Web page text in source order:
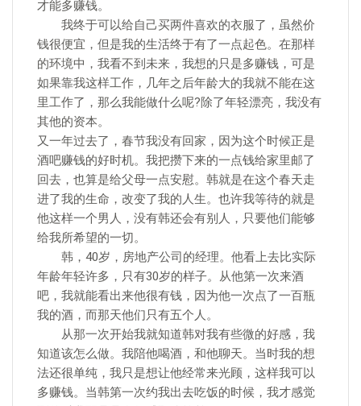
才能多赚钱。
我终于可以给自己买两件喜欢的衣服了，虽然价
钱很便宜，但是我的生活终于有了一点起色。在那样
的环境中，我看不到未来，我想的只是多赚钱，可是
如果靠我这样工作，几年之后年龄大的我就不能在这
里工作了，那么我能做什么呢?除了年轻漂亮，我没有
其他的资本。
又一年过去了，春节我没有回家，因为这个时候正是
酒吧赚钱的好时机。我把攒下来的一点钱给家里邮了
回去，也算是给父母一点安慰。韩就是在这个春天走
进了我的生命，改变了我的人生。也许我等待的就是
他这样一个男人，没有韩还会有别人，只要他们能够
给我所希望的一切。
韩，40岁，房地产公司的经理。他看上去比实际
年龄年轻许多，只有30岁的样子。从他第一次来酒
吧，我就能看出来他很有钱，因为他一次点了一百瓶
我的酒，而那天他们只有五个人。
从那一次开始我就知道韩对我有些微的好感，我
知道该怎么做。我陪他喝酒，和他聊天。当时我的想
法还很单纯，我只是想让他经常来光顾，这样我可以
多赚钱。当韩第一次约我出去吃饭的时候，我才感觉